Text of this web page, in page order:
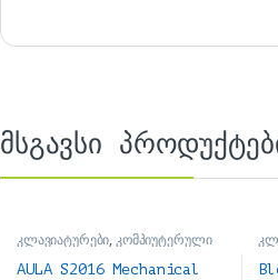
მსგავსი
კლავიატურები,კომპიუტერული
აქსესუარები
AULA S2016 Mechanical